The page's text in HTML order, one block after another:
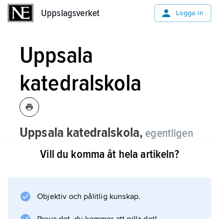
Uppslagsverket Logga in
Uppsala
katedralskola
Uppsala katedralskola, egentligen
Katedralskolan i Uppsala
gymnasieskola.
sekelskiftet 1300 och var länge enda skolan i
Vill du komma åt hela artikeln?
Objektiv och pålitlig kunskap.